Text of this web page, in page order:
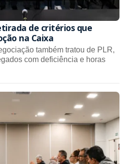
de critérios que
na Caixa
também tratou de PLR,
com deficiência e horas